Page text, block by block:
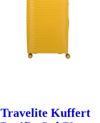
Travelite Kuffert